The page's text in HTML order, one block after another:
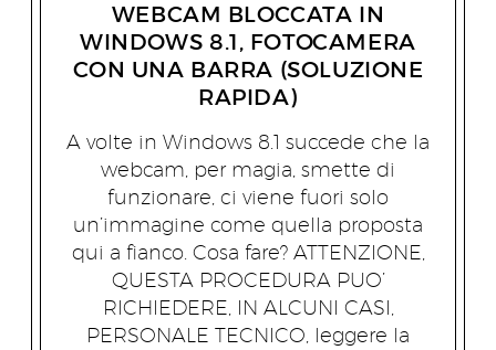
WEBCAM BLOCCATA IN
WINDOWS 8.1, FOTOCAMERA
CON UNA BARRA (SOLUZIONE
RAPIDA)
A volte in Windows 8.1 succede che la
webcam, per magia, smette di
funzionare, ci viene fuori solo
un’immagine come quella proposta
qui a fianco. Cosa fare? ATTENZIONE,
QUESTA PROCEDURA PUO’
RICHIEDERE, IN ALCUNI CASI,
PERSONALE TECNICO, leggere la